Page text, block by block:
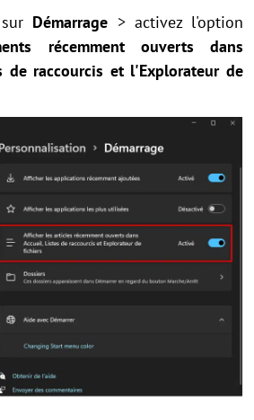
Démarrage > activez l'option
récemment ouverts dans
de raccourcis et l'Explorateur de